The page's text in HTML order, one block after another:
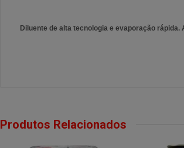
Diluente de alta tecnologia e evaporação
Produtos Relacionados